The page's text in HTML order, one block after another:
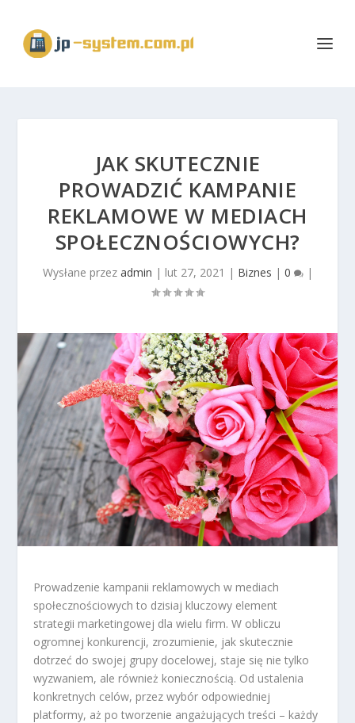
JAK SKUTECZNIE
PROWADZIĆ KAMPANIE
REKLAMOWE W MEDIACH
SPOŁECZNOŚCIOWYCH?
Wysłane przez admin | lut 27, 2021 | Biznes | 0 |
Prowadzenie kampanii reklamowych w mediach
społecznościowych to dzisiaj kluczowy element
strategii marketingowej dla wielu firm. W obliczu
ogromnej konkurencji, zrozumienie, jak skutecznie
dotrzeć do swojej grupy docelowej, staje się nie tylko
wyzwaniem, ale również koniecznością. Od ustalenia
konkretnych celów, przez wybór odpowiedniej
platformy, aż po tworzenie angażujących treści – każdy